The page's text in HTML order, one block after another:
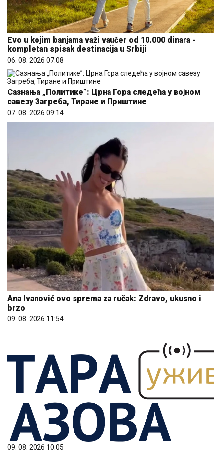
Evo u kojim banjama važi vaučer od 10.000 dinara -
kompletan spisak destinacija u Srbiji
06. 08. 2026 07:08
Сазнања „Политике”: Црна Гора следећа у војном
савезу Загреба, Тиране и Приштине
07. 08. 2026 09:14
Ana Ivanović ovo sprema za ručak: Zdravo, ukusno i
brzo
09. 08. 2026 11:54
09. 08. 2026 10:05